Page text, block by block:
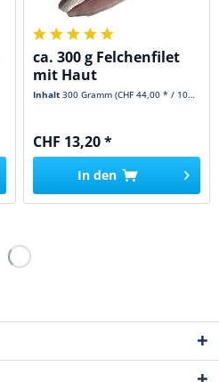
ca. 300 g Felchenfilet
mit Haut
Inhalt300 Gramm(CHF 44,00 * / 1000 Gramm)
CHF 13,20 *
In den